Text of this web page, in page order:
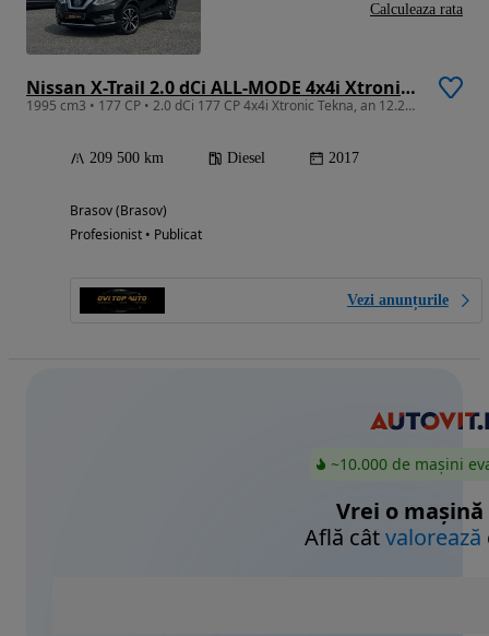
Nissan X-Trail 2.0 dCi ALL-MODE 4x4i Xtronic Tekna
1995 cm3 • 177 CP • 2.0 dCi 177 CP 4x4i Xtronic Tekna, an 12.2017 EURO 6 RATE SI GARANTIE
209 500 km Diesel 2017
Brasov (Brasov)
Profesionist • Publicat
Vezi anunțurile
Calculeaza rata
~10.000 de mașini
Vrei o mașină
Află câtvalorează